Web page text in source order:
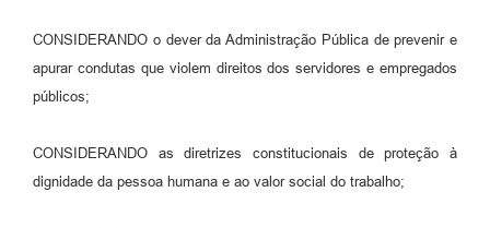
CONSIDERANDO o dever da Administração Pública de prevenir e
apurar condutas que violem direitos dos servidores e empregados
públicos;
CONSIDERANDO as diretrizes constitucionais de proteção à
dignidade da pessoa humana e ao valor social do trabalho;